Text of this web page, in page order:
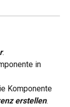
.
in
Komponente
erstellen.